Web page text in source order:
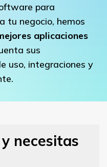
para
tu negocio, hemos
aplicaciones
sus
uso, integraciones y
necesitas